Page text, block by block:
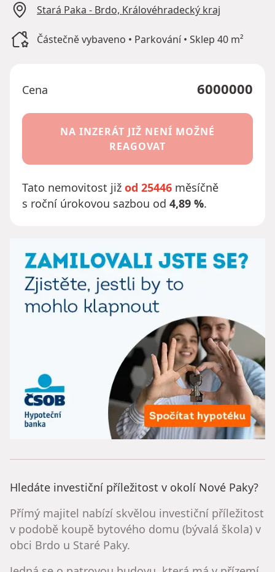
Stará Paka - Brdo, Královéhradecký kraj
Částečně vybaveno • Parkování • Sklep 40 m²
Cena 6000000
NA INZERÁT JIŽ NENÍ MOŽNÉ
REAGOVAT
Tato nemovitost již od 25446 měsíčně
s roční úrokovou sazbou od 4,89 %.
Hledáte investiční příležitost v okolí Nové Paky?
Přímý majitel nabízí skvělou investiční příležitost
v podobě koupě bytového domu (bývalá škola) v
obci Brdo u Staré Paky.